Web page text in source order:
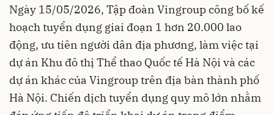
Ngày 15/05/2026, Tập đoàn Vingroup công bố kế
hoạch tuyển dụng giai đoạn 1 hơn 20.000 lao
động, ưu tiên người dân địa phương, làm việc tại
dự án Khu đô thị Thể thao Quốc tế Hà Nội và các
dự án khác của Vingroup trên địa bàn thành phố
Hà Nội. Chiến dịch tuyển dụng quy mô lớn nhằm